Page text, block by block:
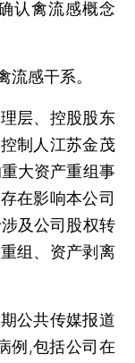
禽流感概念
感干系。
层、控股股东
制人江苏金茂
大资产重组事
在影响本公司
及公司股权转
组、资产剥离
公共传媒报道
例,包括公司在